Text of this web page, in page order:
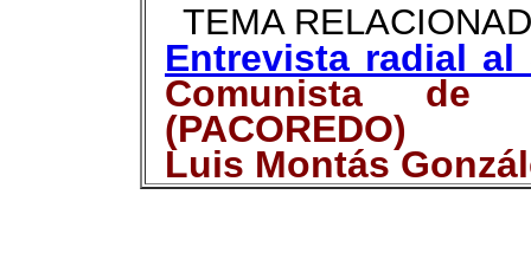
TEMA
Entrevista radial al
Comunista de
(PACOREDO)
Luis Montás